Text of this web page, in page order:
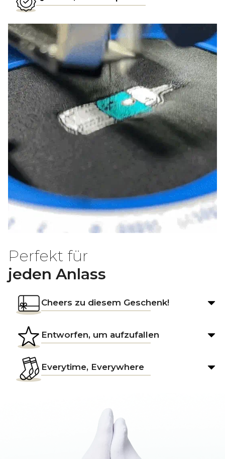
Perfekt für
jeden Anlass
Cheers zu diesem Geschenk!
Entworfen, um aufzufallen
Everytime, Everywhere